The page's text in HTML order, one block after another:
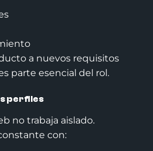
a nuevos requisitos
parte esencial del rol.
perfiles
no trabaja aislado.
con: